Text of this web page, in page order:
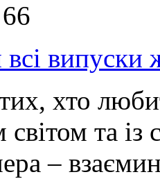
всі випуски
хто
та
–